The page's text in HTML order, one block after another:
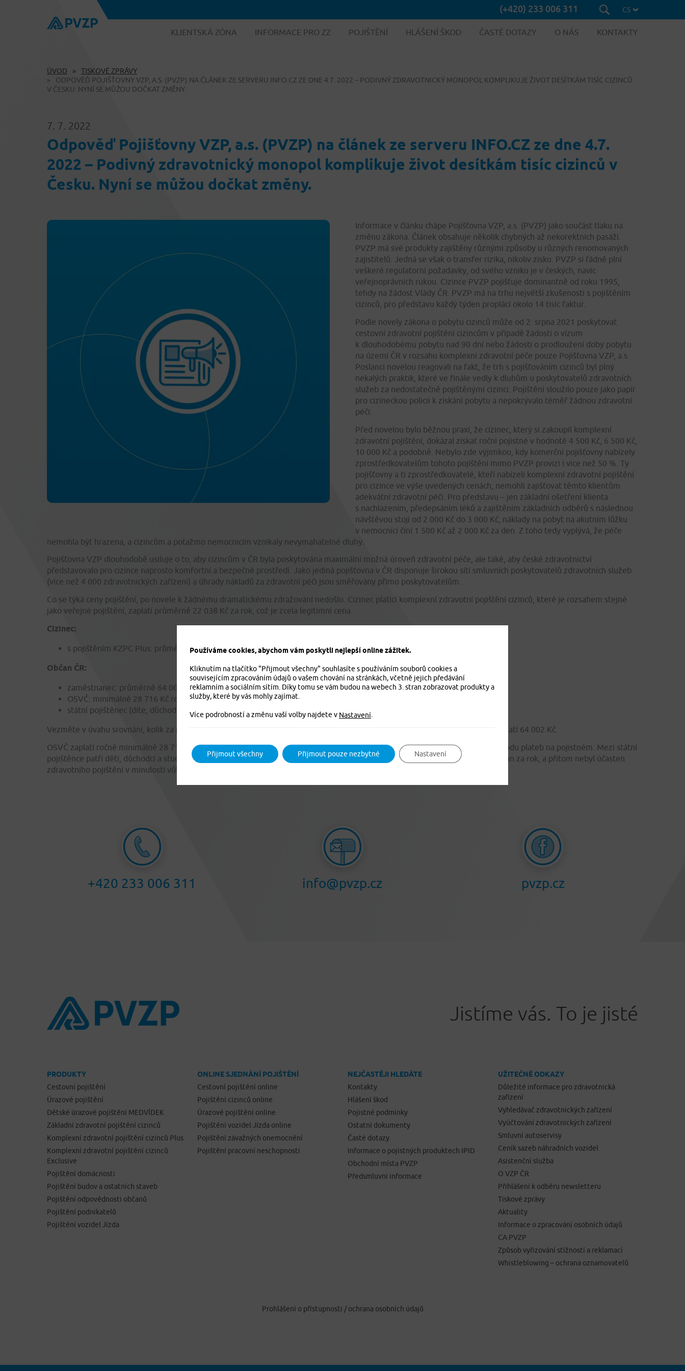
(+420) 233 006 311 CS
KLIENTSKÁ ZÓNA INFORMACE PRO ZZ POJIŠTĚNÍ HLÁŠENÍ ŠKOD ČASTÉ DOTAZY O NÁS KONTAKTY
ÚVOD
TISKOVÉ ZPRÁVY
ODPOVĚĎ POJIŠŤOVNY VZP, A.S. (PVZP) NA ČLÁNEK ZE SERVERU INFO.CZ ZE DNE 4.7. 2022 – PODIVNÝ ZDRAVOTNICKÝ MONOPOL KOMPLIKUJE ŽIVOT DESÍTKÁM TISÍC CIZINCŮ
V ČESKU. NYNÍ SE MŮŽOU DOČKAT ZMĚNY.
7. 7. 2022
Odpověď Pojišťovny VZP, a.s. (PVZP) na článek ze serveru INFO.CZ ze dne 4.7.
2022 – Podivný zdravotnický monopol komplikuje život desítkám tisíc cizinců v
Česku. Nyní se můžou dočkat změny.
Informace v článku chápe Pojišťovna VZP, a.s. (PVZP) jako součást tlaku na
změnu zákona. Článek obsahuje několik chybných až nekorektních pasáží.
PVZP má své produkty zajištěny různými způsoby u různých renomovaných
zajistitelů. Jedná se však o transfer rizika, nikoliv zisku. PVZP si řádně plní
veškeré regulatorní požadavky, od svého vzniku je v českých, navíc
veřejnoprávních rukou. Cizince PVZP pojišťuje dominantně od roku 1995,
tehdy na žádost Vlády ČR. PVZP má na trhu největší zkušenosti s pojištěním
cizinců, pro představu každý týden proplácí okolo 14 tisíc faktur.
Podle novely zákona o pobytu cizinců může od 2. srpna 2021 poskytovat
cestovní zdravotní pojištění cizincům v případě žádosti o vízum
k dlouhodobému pobytu nad 90 dní nebo žádosti o prodloužení doby pobytu
na území ČR v rozsahu komplexní zdravotní péče pouze Pojišťovna VZP, a.s.
Poslanci novelou reagovali na fakt, že trh s pojišťováním cizinců byl plný
nekalých praktik, které ve finále vedly k dluhům u poskytovatelů zdravotních
služeb za nedostatečně pojištěnými cizinci. Pojištění sloužilo pouze jako papír
pro cizineckou policii k získání pobytu a nepokrývalo téměř žádnou zdravotní
péči.
Před novelou bylo běžnou praxí, že cizinec, který si zakoupil komplexní
zdravotní pojištění, dokázal získat roční pojistné v hodnotě 4 500 Kč, 6 500 Kč,
10 000 Kč a podobně. Nebylo zde výjimkou, kdy komerční pojišťovny nabízely
zprostředkovatelům tohoto pojištění mimo PVZP provizi i více než 50 %. Ty
pojišťovny a ti zprostředkovatelé, kteří nabízeli komplexní zdravotní pojištění
pro cizince ve výše uvedených cenách, nemohli zajišťovat těmto klientům
adekvátní zdravotní péči. Pro představu – jen základní ošetření klienta
s nachlazením, předepsáním léků a zajištěním základních odběrů s následnou
návštěvou stojí od 2 000 Kč do 3 000 Kč, náklady na pobyt na akutním lůžku
v nemocnici činí 1 500 Kč až 2 000 Kč za den. Z toho tedy vyplývá, že péče
nemohla být hrazena, a cizincům a potažmo nemocnicím vznikaly nevymahatelné dluhy.
Pojišťovna VZP dlouhodobě usiluje o to, aby cizincům v ČR byla poskytována maximální možná úroveň zdravotní péče, ale také, aby české zdravotnictví
představovalo pro cizince naprosto komfortní a bezpečné prostředí. Jako jediná pojišťovna v ČR disponuje širokou sítí smluvních poskytovatelů zdravotních služeb
(více než 4 000 zdravotnických zařízení) a úhrady nákladů za zdravotní péči jsou směřovány přímo poskytovatelům.
Co se týká ceny pojištění, po novele k žádnému dramatickému zdražování nedošlo. Cizinec platící komplexní zdravotní pojištění cizinců, které je rozsahem stejné
jako veřejné pojištění, zaplatí průměrně 22 038 Kč za rok, což je zcela legitimní cena.
Cizinec:
s pojištěním KZPC Plus: průměrně 22 038 Kč ročně
Občan ČR:
zaměstnanec: průměrně 64 002 Kč (včetně odvodů zaměstnavatele) ročně
OSVČ: minimálně 28 716 Kč ročně
státní pojištěnec (díte, důchodce, studenti): 23 604 Kč
Vezměte v úvahu srovnání, kolik za pojistku platí český občan. Jde-li o zaměstnance, ročně, včetně odvodů zaměstnavatele, zaplatí 64 002 Kč.
OSVČ zaplatí ročně minimálně 28 716 Kč, a to při nulových příjmech, tzn. jakýkoli příjem převyšující výdaj znamená zvýšení odvodu plateb na pojistném. Mezi státní
pojištěnce patří děti, důchodci a studenti, za ty stát ročně platí 23 604 Kč. Z toho vyplývá, že cizinec zaplatí méně než český občan za rok, a přitom nebyl účasten
zdravotního pojištění v minulosti vůbec. Český občan je často účasten zdravotního pojištění 30 nebo 35 let a přesto platí více.
+420 233 006 311 info@pvzp.cz pvzp.cz
Jistíme vás. To je jisté
PRODUKTY
Cestovní pojištění
Úrazové pojištění
Dětské úrazové pojištění MEDVÍDEK
Základní zdravotní pojištění cizinců
Komplexní zdravotní pojištění cizinců Plus
Komplexní zdravotní pojištění cizinců
Exclusive
Pojištění domácnosti
Pojištění budov a ostatních staveb
Pojištění odpovědnosti občanů
Pojištění podnikatelů
Pojištění vozidel Jízda
ONLINE SJEDNÁNÍ POJIŠTĚNÍ
Cestovní pojištění online
Pojištění cizinců online
Úrazové pojištění online
Pojištění vozidel Jízda online
Pojištění závažných onemocnění
Pojištění pracovní neschopnosti
NEJČASTĚJI HLEDÁTE
Kontakty
Hlášení škod
Pojistné podmínky
Ostatní dokumenty
Časté dotazy
Informace o pojistných produktech IPID
Obchodní místa PVZP
Předsmluvní informace
UŽITEČNÉ ODKAZY
Důležité informace pro zdravotnická
zařízení
Vyhledávač zdravotnických zařízení
Vyúčtování zdravotnických zařízení
Smluvní autoservisy
Ceník sazeb náhradních vozidel
Asistenční služba
O VZP ČR
Přihlášení k odběru newsletteru
Tiskové zprávy
Aktuality
Informace o zpracování osobních údajů
CA PVZP
Způsob vyřizování stížností a reklamací
Whistleblowing – ochrana oznamovatelů
Prohlášení o přístupnosti / ochrana osobních údajů
Používáme cookies, abychom vám poskytli nejlepší online zážitek.
Kliknutím na tlačítko "Přijmout všechny" souhlasíte s používáním souborů cookies a
souvisejícím zpracováním údajů o vašem chování na stránkách, včetně jejich předávání
reklamním a sociálním sítím. Díky tomu se vám budou na webech 3. stran zobrazovat produkty a
služby, které by vás mohly zajímat.
Více podrobností a změnu vaší volby najdete v Nastavení
Přijmout všechny Přijmout pouze nezbytné Nastavení